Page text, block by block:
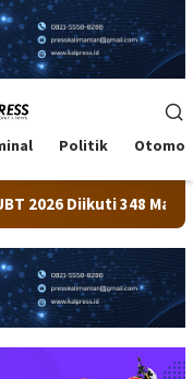
Politik
Mahasiswa,